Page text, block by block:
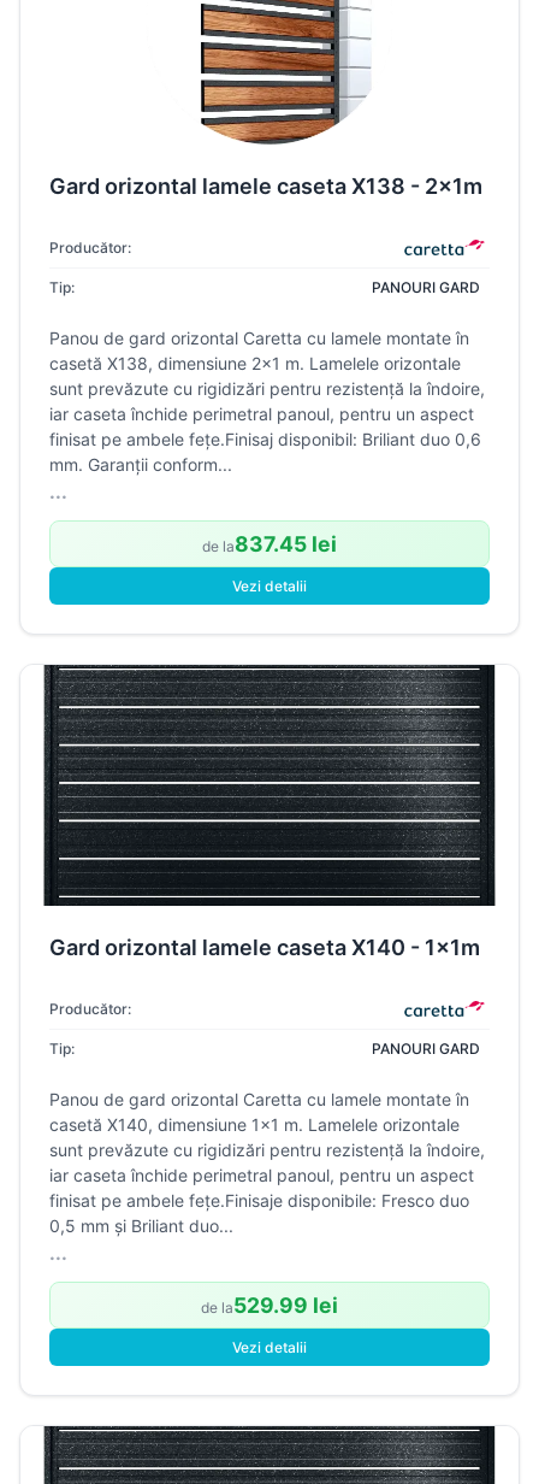
Gard orizontal lamele caseta X138 - 2x1m
Producător:
Tip: PANOURI GARD
Panou de gard orizontal Caretta cu lamele montate în
casetă X138, dimensiune 2×1 m. Lamelele orizontale
sunt prevăzute cu rigidizări pentru rezistență la îndoire,
iar caseta închide perimetral panoul, pentru un aspect
finisat pe ambele fețe.Finisaj disponibil: Briliant duo 0,6
mm. Garanții conform...
...
de la837.45 lei
Vezi detalii
Gard orizontal lamele caseta X140 - 1x1m
Producător:
Tip: PANOURI GARD
Panou de gard orizontal Caretta cu lamele montate în
casetă X140, dimensiune 1×1 m. Lamelele orizontale
sunt prevăzute cu rigidizări pentru rezistență la îndoire,
iar caseta închide perimetral panoul, pentru un aspect
finisat pe ambele fețe.Finisaje disponibile: Fresco duo
0,5 mm și Briliant duo...
...
de la529.99 lei
Vezi detalii